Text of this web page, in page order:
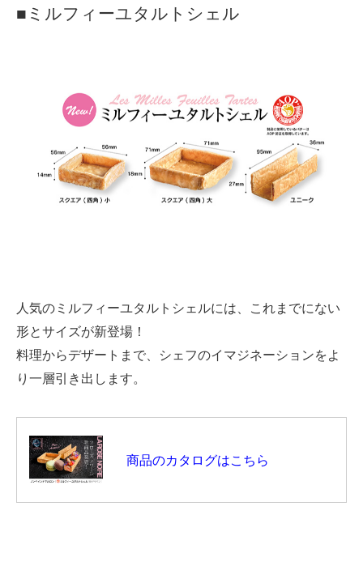
■ミルフィーユタルトシェル
人気のミルフィーユタルトシェルには、これまでにない
形とサイズが新登場！
料理からデザートまで、シェフのイマジネーションをよ
り一層引き出します。
商品のカタログはこちら